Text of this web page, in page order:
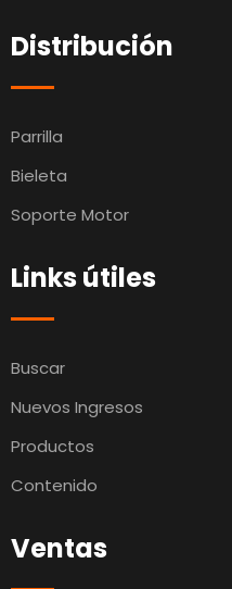
Distribución
Parrilla
Bieleta
Soporte Motor
Links útiles
Buscar
Nuevos Ingresos
Productos
Contenido
Ventas